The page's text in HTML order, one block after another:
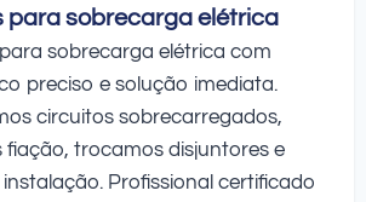
para sobrecarga elétrica
sobrecarga elétrica com
preciso e solução imediata.
circuitos sobrecarregados,
fiação, trocamos disjuntores e
Profissional certificado